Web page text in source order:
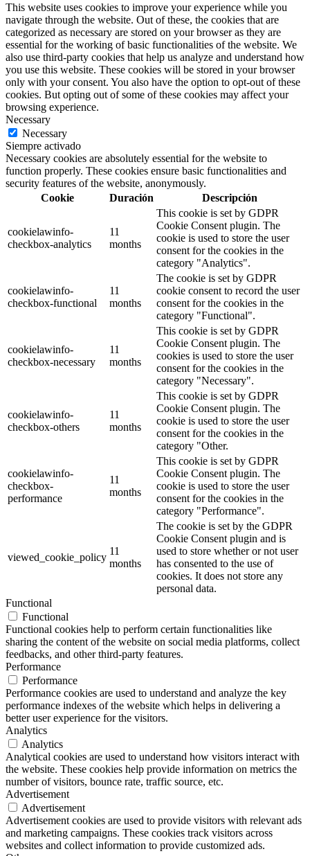
This website uses cookies to improve your experience while you
navigate through the website. Out of these, the cookies that are
categorized as necessary are stored on your browser as they are
essential for the working of basic functionalities of the website. We
also use third-party cookies that help us analyze and understand how
you use this website. These cookies will be stored in your browser
only with your consent. You also have the option to opt-out of these
cookies. But opting out of some of these cookies may affect your
browsing experience.
Necessary
Necessary
Siempre activado
Necessary cookies are absolutely essential for the website to
function properly. These cookies ensure basic functionalities and
security features of the website, anonymously.
Cookie
Duración Descripción
cookielawinfo-
checkbox-analytics
11
months
This cookie is set by GDPR
Cookie Consent plugin. The
cookie is used to store the user
consent for the cookies in the
category "Analytics".
cookielawinfo-
checkbox-functional
11
months
The cookie is set by GDPR
cookie consent to record the user
consent for the cookies in the
category "Functional".
cookielawinfo-
checkbox-necessary
11
months
This cookie is set by GDPR
Cookie Consent plugin. The
cookies is used to store the user
consent for the cookies in the
category "Necessary".
cookielawinfo-
checkbox-others
11
months
This cookie is set by GDPR
Cookie Consent plugin. The
cookie is used to store the user
consent for the cookies in the
category "Other.
cookielawinfo-
checkbox-
performance
11
months
This cookie is set by GDPR
Cookie Consent plugin. The
cookie is used to store the user
consent for the cookies in the
category "Performance".
viewed_cookie_policy
11
months
The cookie is set by the GDPR
Cookie Consent plugin and is
used to store whether or not user
has consented to the use of
cookies. It does not store any
personal data.
Functional
Functional
Functional cookies help to perform certain functionalities like
sharing the content of the website on social media platforms, collect
feedbacks, and other third-party features.
Performance
Performance
Performance cookies are used to understand and analyze the key
performance indexes of the website which helps in delivering a
better user experience for the visitors.
Analytics
Analytics
Analytical cookies are used to understand how visitors interact with
the website. These cookies help provide information on metrics the
number of visitors, bounce rate, traffic source, etc.
Advertisement
Advertisement
Advertisement cookies are used to provide visitors with relevant ads
and marketing campaigns. These cookies track visitors across
websites and collect information to provide customized ads.